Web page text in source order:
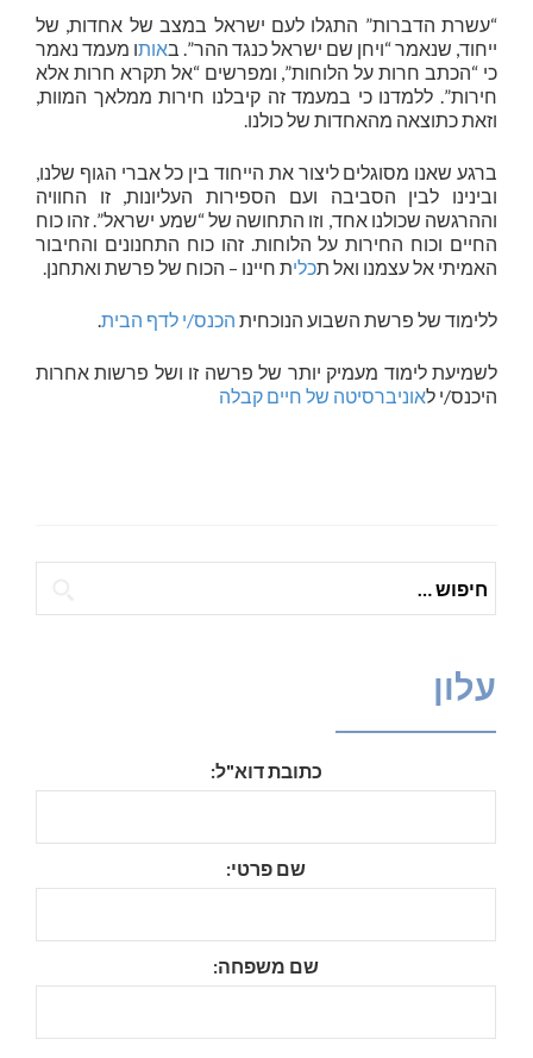
“עשרת הדברות” התגלו לעם ישראל במצב של אחדות, של
ייחוד, שנאמר “ויחן שם ישראל כנגד ההר”. באותו מעמד נאמר
כי “הכתב חרות על הלוחות”, ומפרשים “אל תקרא חרות אלא
חירות”. ללמדנו כי במעמד זה קיבלנו חירות ממלאך המוות,
וזאת כתוצאה מהאחדות של כולנו.
ברגע שאנו מסוגלים ליצור את הייחוד בין כל אברי הגוף שלנו,
ובינינו לבין הסביבה ועם הספירות העליונות, זו החוויה
וההרגשה שכולנו אחד, וזו התחושה של “שמע ישראל”. זהו כוח
החיים וכוח החירות על הלוחות. זהו כוח התחנונים והחיבור
האמיתי אל עצמנו ואל תכלית חיינו – הכוח של פרשת ואתחנן.
ללימוד של פרשת השבוע הנוכחית הכנס/י לדף הבית.
לשמיעת לימוד מעמיק יותר של פרשה זו ושל פרשות אחרות
היכנס/י לאוניברסיטה של חיים קבלה
עלון
כתובת דוא"ל:
שם פרטי:
שם משפחה: